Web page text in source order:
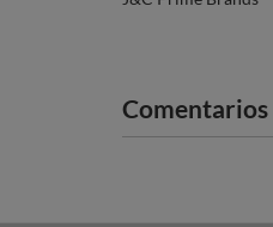
Comentarios